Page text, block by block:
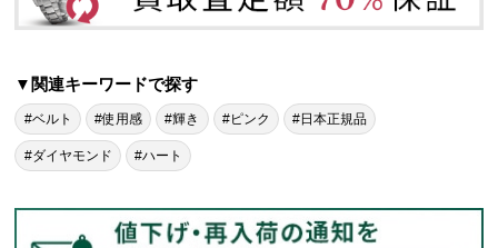
▼関連キーワードで探す
#ベルト #使用感 #輝き #ピンク #日本正規品
#ダイヤモンド #ハート